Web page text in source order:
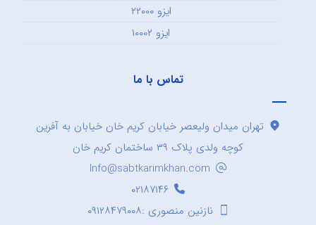
ایزو ۲۲۰۰۰
ایزو ۱۰۰۰۲
تماس با ما
تهران میدان ولیعصر خیابان کریم خان خیابان به آفرین
کوچه ولدی پلاک ۳۹ ساختمان کریم خان
Info@sabtkarimkhan.com
۰۲۱۸۷۱۴۶
نازنین منصوری :۰۹۱۲۸۴۷۹۰۰۸